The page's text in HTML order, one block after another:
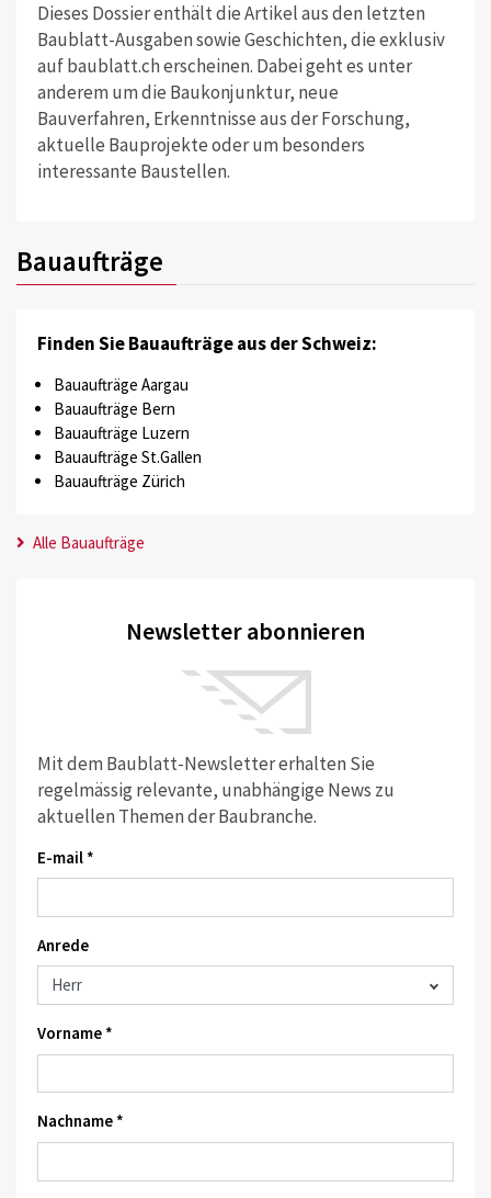
Dieses Dossier enthält die Artikel aus den letzten
Baublatt-Ausgaben sowie Geschichten, die exklusiv
auf baublatt.ch erscheinen. Dabei geht es unter
anderem um die Baukonjunktur, neue
Bauverfahren, Erkenntnisse aus der Forschung,
aktuelle Bauprojekte oder um besonders
interessante Baustellen.
Bauaufträge
Finden Sie Bauaufträge aus der Schweiz:
Bauaufträge Aargau
Bauaufträge Bern
Bauaufträge Luzern
Bauaufträge St.Gallen
Bauaufträge Zürich
Alle Bauaufträge
Newsletter abonnieren
Mit dem Baublatt-Newsletter erhalten Sie
regelmässig relevante, unabhängige News zu
aktuellen Themen der Baubranche.
E-mail *
Anrede
Vorname *
Nachname *